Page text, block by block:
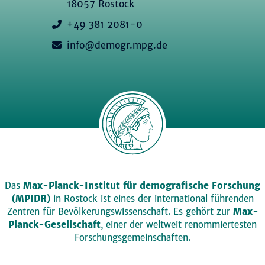
18057 Rostock
+49 381 2081-0
info@demogr.mpg.de
Das Max-Planck-Institut für demografische Forschung
(MPIDR)in Rostock ist eines der international führenden
Zentren für Bevölkerungswissenschaft. Es gehört zur Max-
Planck-Gesellschaft, einer der weltweit renommiertesten
Forschungsgemeinschaften.